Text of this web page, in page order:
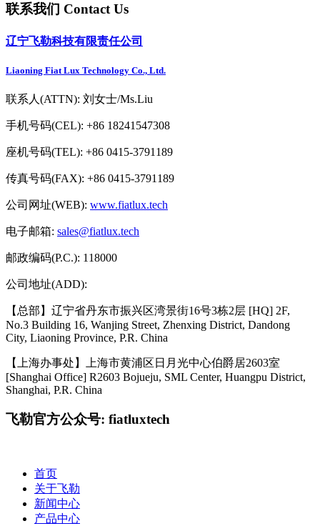
联系我们 Contact Us
辽宁飞勒科技有限责任公司
Liaoning Fiat Lux Technology Co., Ltd.
联系人(ATTN): 刘女士/Ms.Liu
手机号码(CEL): +86 18241547308
座机号码(TEL): +86 0415-3791189
传真号码(FAX): +86 0415-3791189
公司网址(WEB): www.fiatlux.tech
电子邮箱: sales@fiatlux.tech
邮政编码(P.C.): 118000
公司地址(ADD):
【总部】辽宁省丹东市振兴区湾景街16号3栋2层 [HQ] 2F,
No.3 Building 16, Wanjing Street, Zhenxing District, Dandong
City, Liaoning Province, P.R. China
【上海办事处】上海市黄浦区日月光中心伯爵居2603室
[Shanghai Office] R2603 Bojueju, SML Center, Huangpu District,
Shanghai, P.R. China
飞勒官方公众号: fiatluxtech
首页
关于飞勒
新闻中心
产品中心